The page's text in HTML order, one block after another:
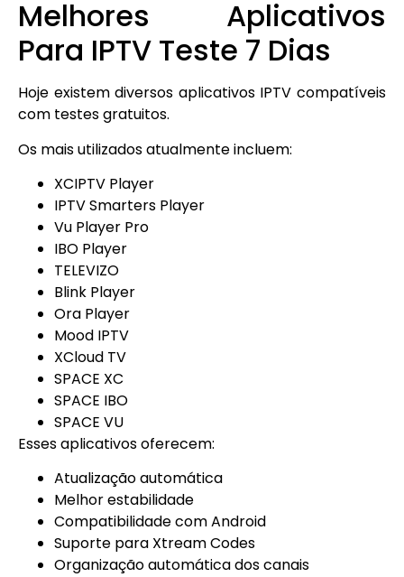
Melhores Aplicativos
Para IPTV Teste 7 Dias
Hoje existem diversos aplicativos IPTV compatíveis
com testes gratuitos.
Os mais utilizados atualmente incluem:
XCIPTV Player
IPTV Smarters Player
Vu Player Pro
IBO Player
TELEVIZO
Blink Player
Ora Player
Mood IPTV
XCloud TV
SPACE XC
SPACE IBO
SPACE VU
Esses aplicativos oferecem:
Atualização automática
Melhor estabilidade
Compatibilidade com Android
Suporte para Xtream Codes
Organização automática dos canais